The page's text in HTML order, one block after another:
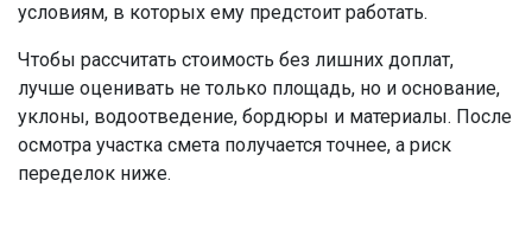
условиям, в которых ему предстоит работать.
Чтобы рассчитать стоимость без лишних доплат,
лучше оценивать не только площадь, но и основание,
уклоны, водоотведение, бордюры и материалы. После
осмотра участка смета получается точнее, а риск
переделок ниже.